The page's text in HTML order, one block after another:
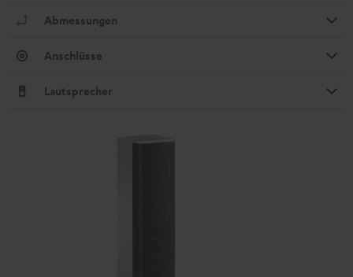
Abmessungen
Anschlüsse
Lautsprecher